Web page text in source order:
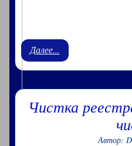
Далее...
Чистка
Автор: